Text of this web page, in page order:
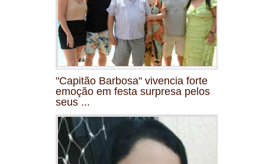
"Capitão Barbosa" vivencia forte
emoção em festa surpresa pelos
seus ...